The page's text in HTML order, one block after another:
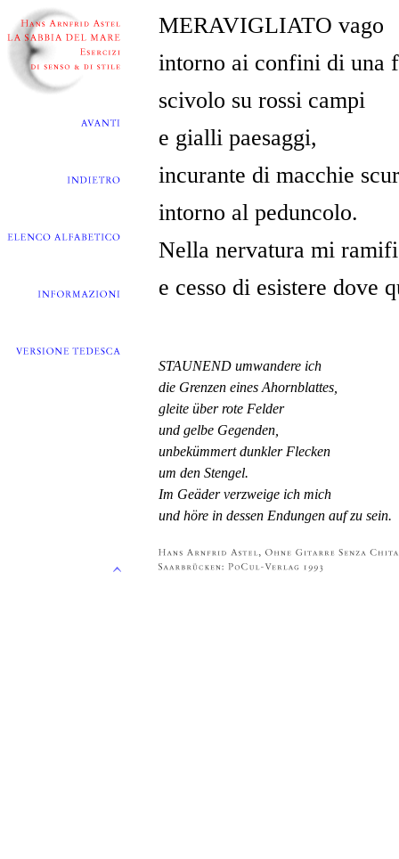
MERAVIGLIATO vago
intorno ai confini di una
scivolo su rossi campi
e gialli paesaggi,
incurante di macchie
intorno al peduncolo.
Nella nervatura mi
e cesso di esistere dove
STAUNEND umwandere ich
die Grenzen eines Ahornblattes,
gleite über rote Felder
und gelbe Gegenden,
unbekümmert dunkler Flecken
um den Stengel.
Im Geäder verzweige ich mich
und höre in dessen Endungen auf zu sein.